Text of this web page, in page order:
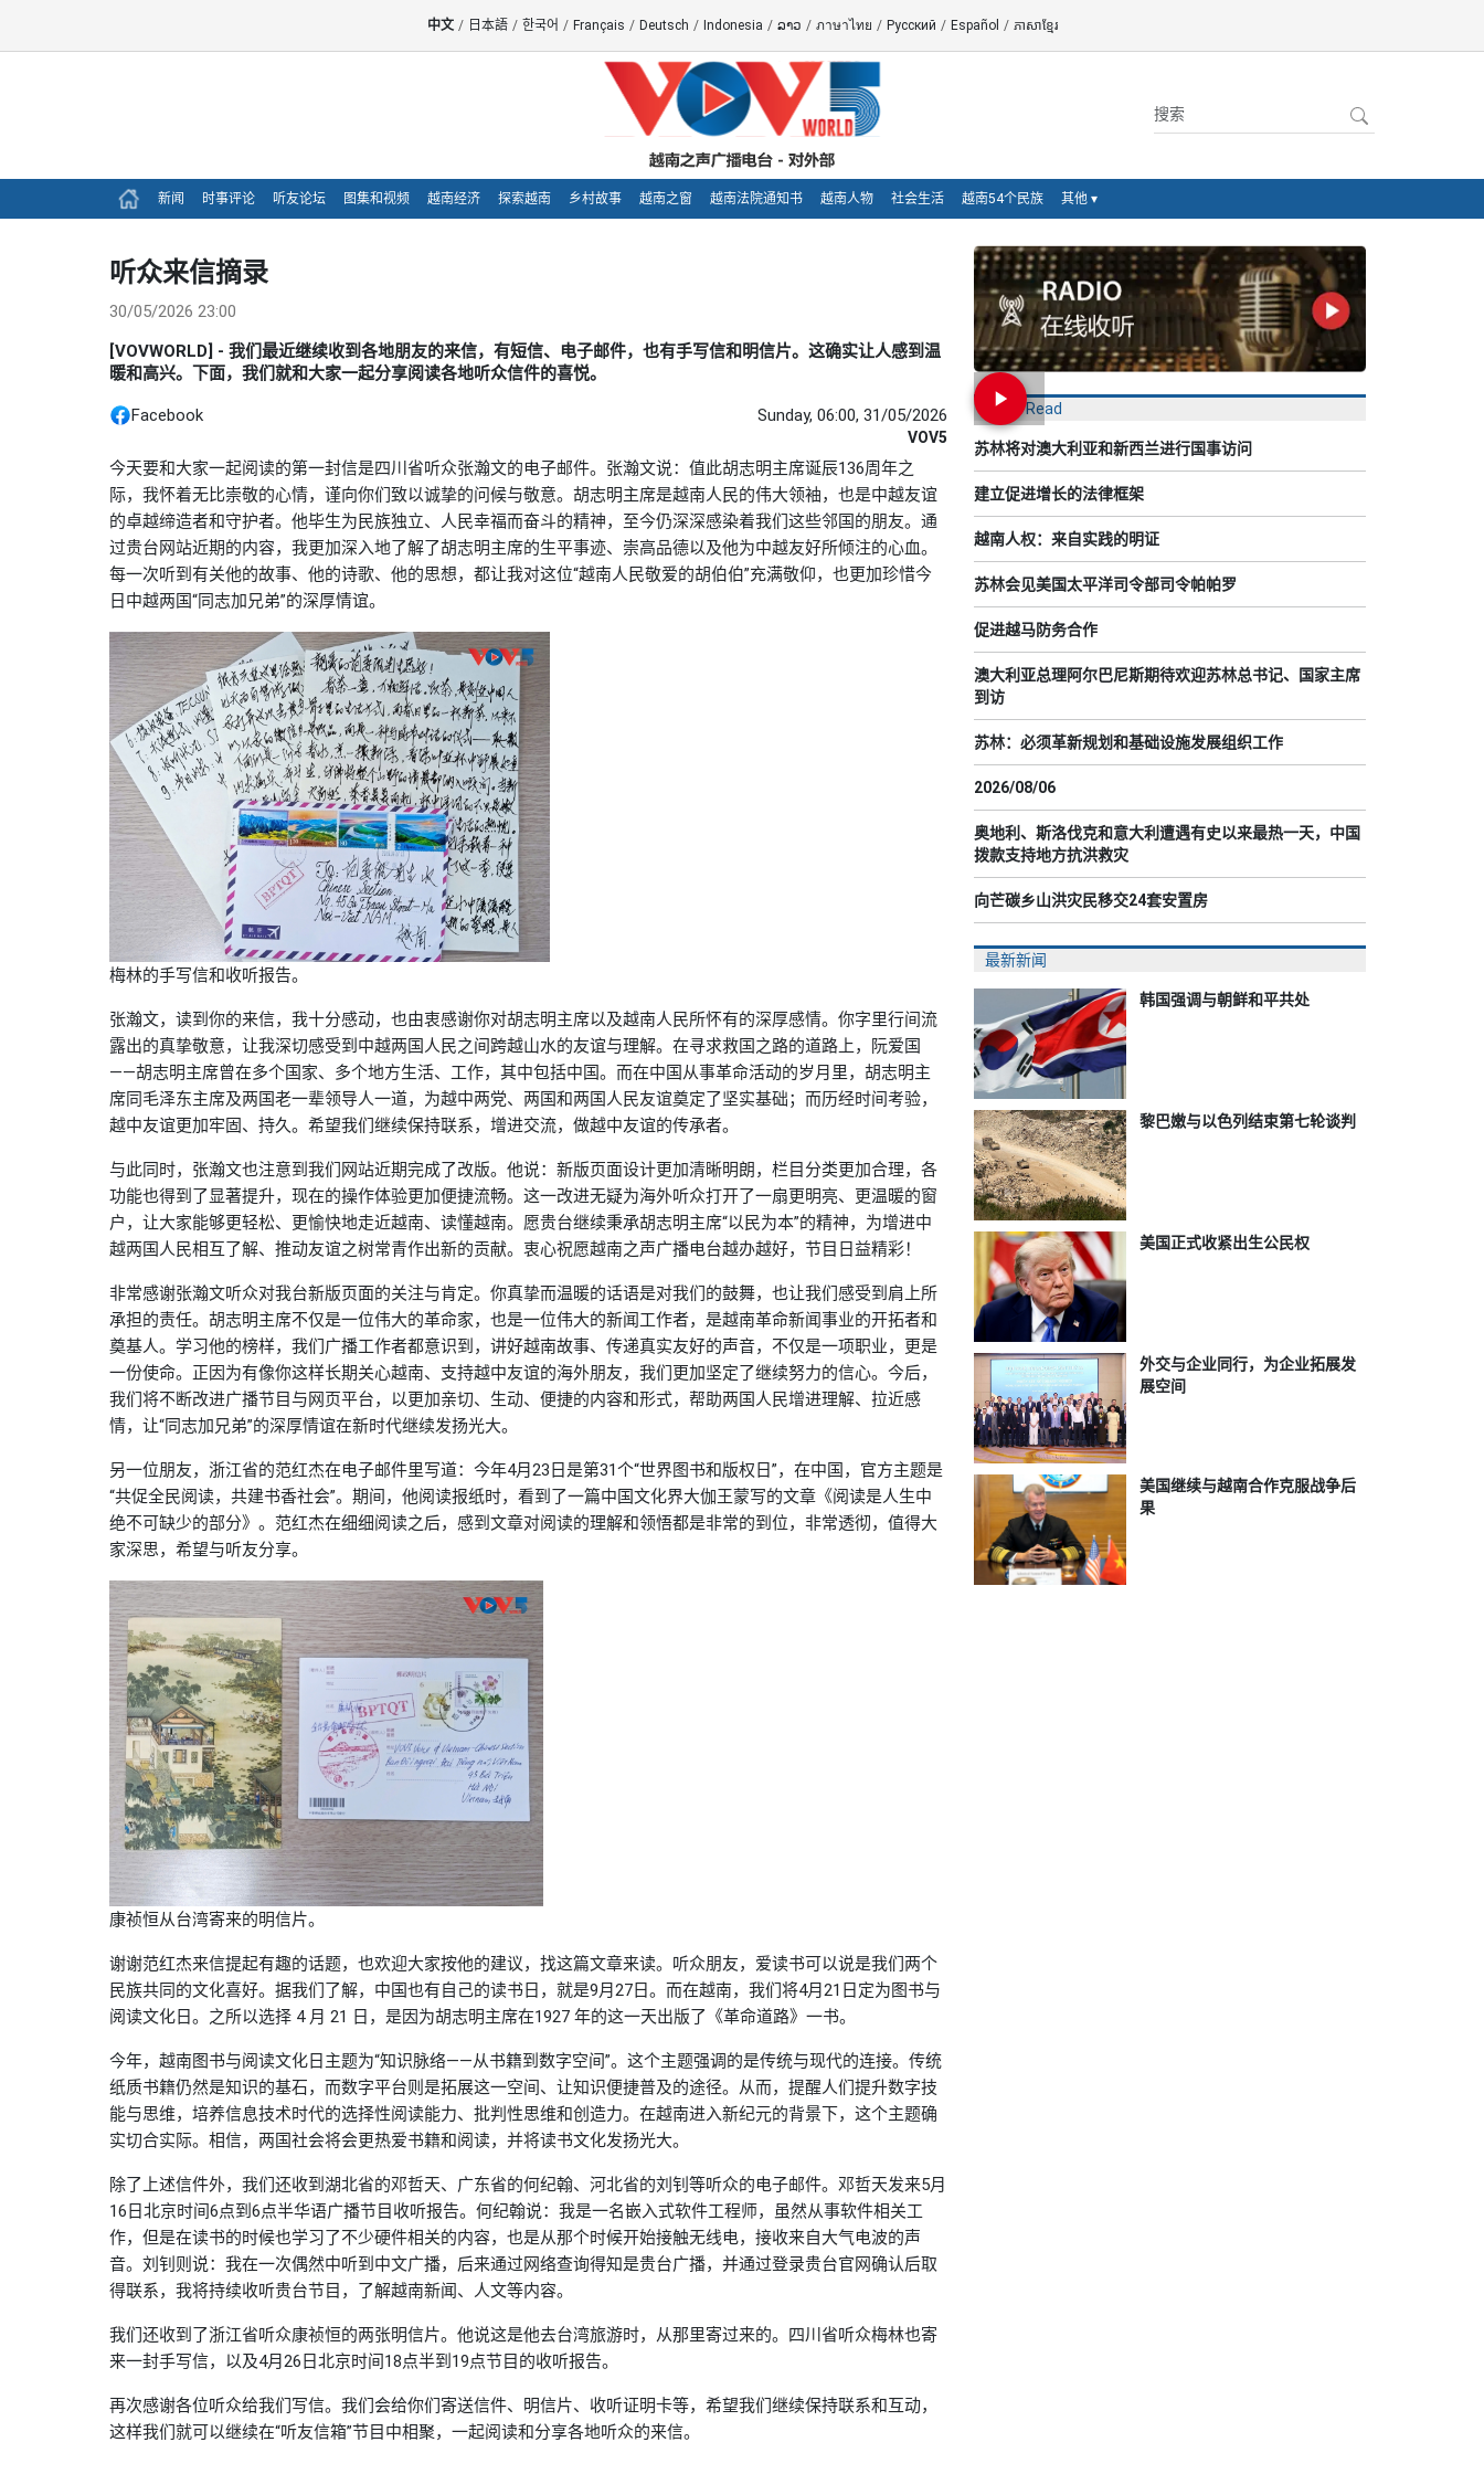
中文 / 日本語 / 한국어 / Français / Deutsch / Indonesia / ລາວ / ภาษาไทย / Русский / Español / ភាសាខ្មែរ
新闻 时事评论 听友论坛 图集和视频 越南经济 探索越南 乡村故事 越南之窗 越南法院通知书 越南人物 社会生活 越南54个民族 其他 ▾
听众来信摘录
30/05/2026 23:00
[VOVWORLD] - 我们最近继续收到各地朋友的来信，有短信、电子邮件，也有手写信和明信片。这确实让人感到温
暖和高兴。下面，我们就和大家一起分享阅读各地听众信件的喜悦。
Facebook Sunday, 06:00, 31/05/2026
VOV5
今天要和大家一起阅读的第一封信是四川省听众张瀚文的电子邮件。张瀚文说：值此胡志明主席诞辰136周年之
际，我怀着无比崇敬的心情，谨向你们致以诚挚的问候与敬意。胡志明主席是越南人民的伟大领袖，也是中越友谊
的卓越缔造者和守护者。他毕生为民族独立、人民幸福而奋斗的精神，至今仍深深感染着我们这些邻国的朋友。通
过贵台网站近期的内容，我更加深入地了解了胡志明主席的生平事迹、崇高品德以及他为中越友好所倾注的心血。
每一次听到有关他的故事、他的诗歌、他的思想，都让我对这位“越南人民敬爱的胡伯伯”充满敬仰，也更加珍惜今
日中越两国“同志加兄弟”的深厚情谊。
梅林的手写信和收听报告。
张瀚文，读到你的来信，我十分感动，也由衷感谢你对胡志明主席以及越南人民所怀有的深厚感情。你字里行间流
露出的真挚敬意，让我深切感受到中越两国人民之间跨越山水的友谊与理解。在寻求救国之路的道路上，阮爱国
——胡志明主席曾在多个国家、多个地方生活、工作，其中包括中国。而在中国从事革命活动的岁月里，胡志明主
席同毛泽东主席及两国老一辈领导人一道，为越中两党、两国和两国人民友谊奠定了坚实基础；而历经时间考验，
越中友谊更加牢固、持久。希望我们继续保持联系，增进交流，做越中友谊的传承者。
与此同时，张瀚文也注意到我们网站近期完成了改版。他说：新版页面设计更加清晰明朗，栏目分类更加合理，各
功能也得到了显著提升，现在的操作体验更加便捷流畅。这一改进无疑为海外听众打开了一扇更明亮、更温暖的窗
户，让大家能够更轻松、更愉快地走近越南、读懂越南。愿贵台继续秉承胡志明主席“以民为本”的精神，为增进中
越两国人民相互了解、推动友谊之树常青作出新的贡献。衷心祝愿越南之声广播电台越办越好，节目日益精彩！
非常感谢张瀚文听众对我台新版页面的关注与肯定。你真挚而温暖的话语是对我们的鼓舞，也让我们感受到肩上所
承担的责任。胡志明主席不仅是一位伟大的革命家，也是一位伟大的新闻工作者，是越南革命新闻事业的开拓者和
奠基人。学习他的榜样，我们广播工作者都意识到，讲好越南故事、传递真实友好的声音，不仅是一项职业，更是
一份使命。正因为有像你这样长期关心越南、支持越中友谊的海外朋友，我们更加坚定了继续努力的信心。今后，
我们将不断改进广播节目与网页平台，以更加亲切、生动、便捷的内容和形式，帮助两国人民增进理解、拉近感
情，让“同志加兄弟”的深厚情谊在新时代继续发扬光大。
另一位朋友，浙江省的范红杰在电子邮件里写道：今年4月23日是第31个“世界图书和版权日”，在中国，官方主题是
“共促全民阅读，共建书香社会”。期间，他阅读报纸时，看到了一篇中国文化界大伽王蒙写的文章《阅读是人生中
绝不可缺少的部分》。范红杰在细细阅读之后，感到文章对阅读的理解和领悟都是非常的到位，非常透彻，值得大
家深思，希望与听友分享。
康祯恒从台湾寄来的明信片。
谢谢范红杰来信提起有趣的话题，也欢迎大家按他的建议，找这篇文章来读。听众朋友，爱读书可以说是我们两个
民族共同的文化喜好。据我们了解，中国也有自己的读书日，就是9月27日。而在越南，我们将4月21日定为图书与
阅读文化日。之所以选择 4 月 21 日，是因为胡志明主席在1927 年的这一天出版了《革命道路》一书。
今年，越南图书与阅读文化日主题为“知识脉络——从书籍到数字空间”。这个主题强调的是传统与现代的连接。传统
纸质书籍仍然是知识的基石，而数字平台则是拓展这一空间、让知识便捷普及的途径。从而，提醒人们提升数字技
能与思维，培养信息技术时代的选择性阅读能力、批判性思维和创造力。在越南进入新纪元的背景下，这个主题确
实切合实际。相信，两国社会将会更热爱书籍和阅读，并将读书文化发扬光大。
除了上述信件外，我们还收到湖北省的邓哲天、广东省的何纪翰、河北省的刘钊等听众的电子邮件。邓哲天发来5月
16日北京时间6点到6点半华语广播节目收听报告。何纪翰说：我是一名嵌入式软件工程师，虽然从事软件相关工
作，但是在读书的时候也学习了不少硬件相关的内容，也是从那个时候开始接触无线电，接收来自大气电波的声
音。刘钊则说：我在一次偶然中听到中文广播，后来通过网络查询得知是贵台广播，并通过登录贵台官网确认后取
得联系，我将持续收听贵台节目，了解越南新闻、人文等内容。
我们还收到了浙江省听众康祯恒的两张明信片。他说这是他去台湾旅游时，从那里寄过来的。四川省听众梅林也寄
来一封手写信，以及4月26日北京时间18点半到19点节目的收听报告。
再次感谢各位听众给我们写信。我们会给你们寄送信件、明信片、收听证明卡等，希望我们继续保持联系和互动，
这样我们就可以继续在“听友信箱”节目中相聚，一起阅读和分享各地听众的来信。
Most Read
苏林将对澳大利亚和新西兰进行国事访问
建立促进增长的法律框架
越南人权：来自实践的明证
苏林会见美国太平洋司令部司令帕帕罗
促进越马防务合作
澳大利亚总理阿尔巴尼斯期待欢迎苏林总书记、国家主席
到访
苏林：必须革新规划和基础设施发展组织工作
2026/08/06
奥地利、斯洛伐克和意大利遭遇有史以来最热一天，中国
拨款支持地方抗洪救灾
向芒碳乡山洪灾民移交24套安置房
最新新闻
韩国强调与朝鲜和平共处
黎巴嫩与以色列结束第七轮谈判
美国正式收紧出生公民权
外交与企业同行，为企业拓展发
展空间
美国继续与越南合作克服战争后
果